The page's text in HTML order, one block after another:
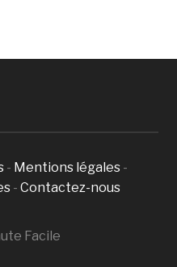
- Mentions légales -
- Contactez-nous
Facile